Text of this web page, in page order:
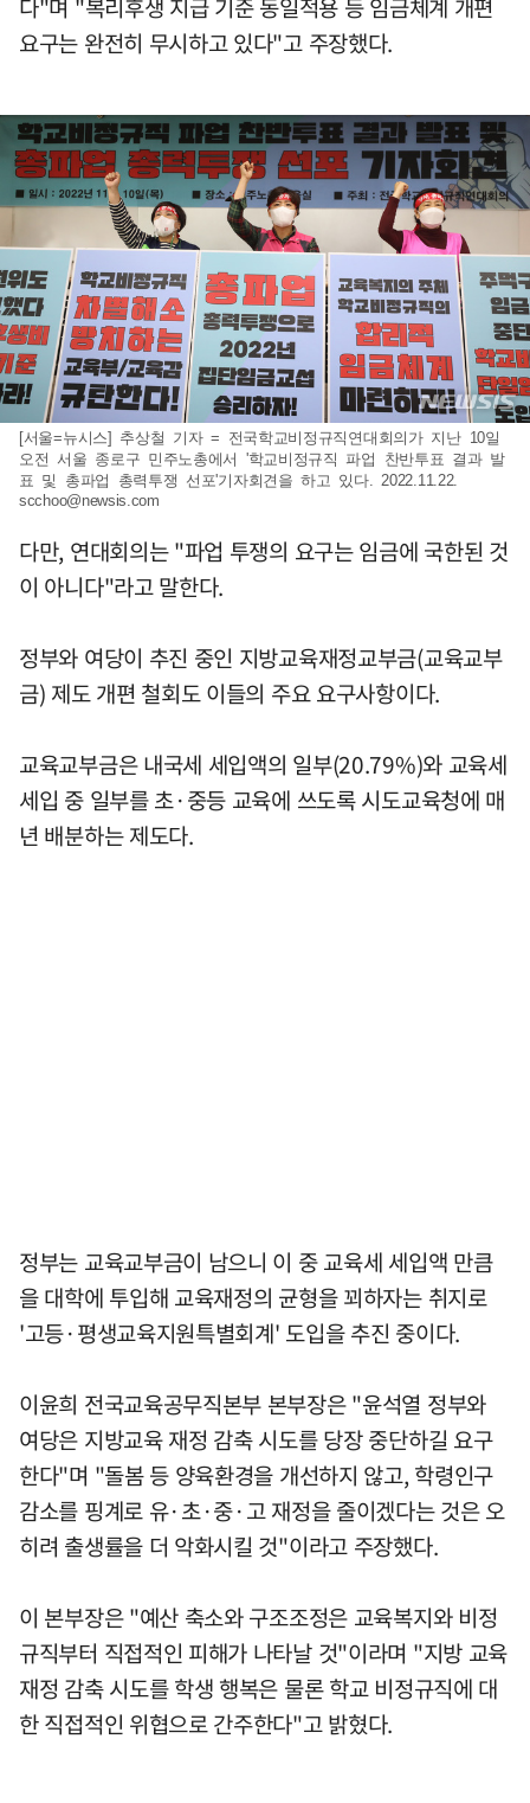
다"며 "복리후생 지급 기준 동일적용 등 임금체계 개편
요구는 완전히 무시하고 있다"고 주장했다.
[서울=뉴시스] 추상철 기자 = 전국학교비정규직연대회의가 지난 10일
오전 서울 종로구 민주노총에서 '학교비정규직 파업 찬반투표 결과 발
표 및 총파업 총력투쟁 선포'기자회견을 하고 있다. 2022.11.22.
scchoo@newsis.com
다만, 연대회의는 "파업 투쟁의 요구는 임금에 국한된 것
이 아니다"라고 말한다.
정부와 여당이 추진 중인 지방교육재정교부금(교육교부
금) 제도 개편 철회도 이들의 주요 요구사항이다.
교육교부금은 내국세 세입액의 일부(20.79%)와 교육세
세입 중 일부를 초·중등 교육에 쓰도록 시도교육청에 매
년 배분하는 제도다.
정부는 교육교부금이 남으니 이 중 교육세 세입액 만큼
을 대학에 투입해 교육재정의 균형을 꾀하자는 취지로
'고등·평생교육지원특별회계' 도입을 추진 중이다.
이윤희 전국교육공무직본부 본부장은 "윤석열 정부와
여당은 지방교육 재정 감축 시도를 당장 중단하길 요구
한다"며 "돌봄 등 양육환경을 개선하지 않고, 학령인구
감소를 핑계로 유·초·중·고 재정을 줄이겠다는 것은 오
히려 출생률을 더 악화시킬 것"이라고 주장했다.
이 본부장은 "예산 축소와 구조조정은 교육복지와 비정
규직부터 직접적인 피해가 나타날 것"이라며 "지방 교육
재정 감축 시도를 학생 행복은 물론 학교 비정규직에 대
한 직접적인 위협으로 간주한다"고 밝혔다.